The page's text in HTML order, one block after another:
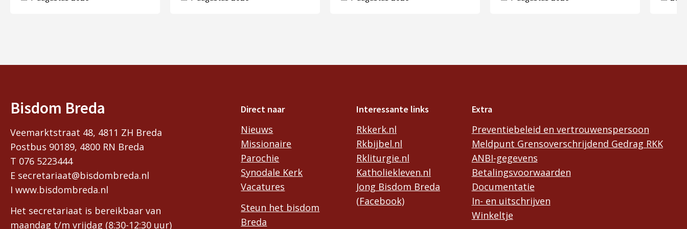
Bisdom Breda
Veemarktstraat 48, 4811 ZH Breda
Postbus 90189, 4800 RN Breda
T 076 5223444
E secretariaat@bisdombreda.nl
I www.bisdombreda.nl
Het secretariaat is bereikbaar van
maandag t/m vrijdag (8:30-12:30 uur)
Direct naar
Nieuws
Missionaire
Parochie
Synodale Kerk
Vacatures
Steun het bisdom
Breda
Interessante links
Rkkerk.nl
Rkbijbel.nl
Rkliturgie.nl
Katholiekleven.nl
Jong Bisdom Breda
(Facebook)
Extra
Preventiebeleid en vertrouwenspersoon
Meldpunt Grensoverschrijdend Gedrag RKK
ANBI-gegevens
Betalingsvoorwaarden
Documentatie
In- en uitschrijven
Winkeltje